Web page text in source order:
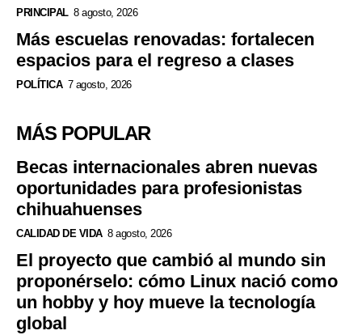
PRINCIPAL 8 agosto, 2026
Más escuelas renovadas: fortalecen
espacios para el regreso a clases
POLÍTICA 7 agosto, 2026
MÁS POPULAR
Becas internacionales abren nuevas
oportunidades para profesionistas
chihuahuenses
CALIDAD DE VIDA 8 agosto, 2026
El proyecto que cambió al mundo sin
proponérselo: cómo Linux nació como
un hobby y hoy mueve la tecnología
global